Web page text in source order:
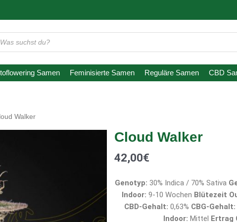
Samen Feminisierte Samen Reguläre Samen CBD
Walker
Cloud Walker
42,00€
Genotyp: 30% Indica / 70% Sativa
Indoor: 9-10 Wochen Blütezeit
CBD-Gehalt: 0,63% CBG-Gehalt:
Indoor: Mittel Ertrag